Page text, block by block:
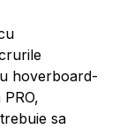
hoverboard-
sa